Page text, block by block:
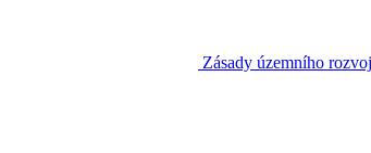
Zásady územního